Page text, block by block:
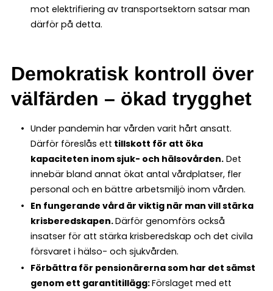
mot elektrifiering av transportsektorn satsar man
därför på detta.
Demokratisk kontroll över
välfärden – ökad trygghet
Under pandemin har vården varit hårt ansatt.
Därför föreslås ett tillskott för att öka
kapaciteten inom sjuk- och hälsovården.Det
innebär bland annat ökat antal vårdplatser, fler
personal och en bättre arbetsmiljö inom vården.
En fungerande vård är viktig när man vill stärka
krisberedskapen.Därför genomförs också
insatser för att stärka krisberedskap och det civila
försvaret i hälso- och sjukvården.
Förbättra för pensionärerna som har det sämst
genom ett garantitillägg:Förslaget med ett